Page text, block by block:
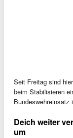
Seit Freitag sind
beim Stabilisieren
Bundeswehreinsatz
Deich weiter
um